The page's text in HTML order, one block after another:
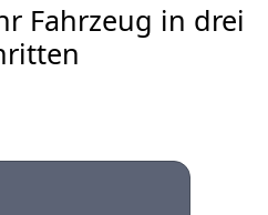
Fahrzeug in drei